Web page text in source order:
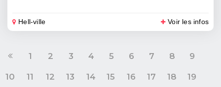
Hell-ville Voir les infos
1 2 3 4 5 6 7 8 9
10 11 12 13 14 15 16 17 18 19